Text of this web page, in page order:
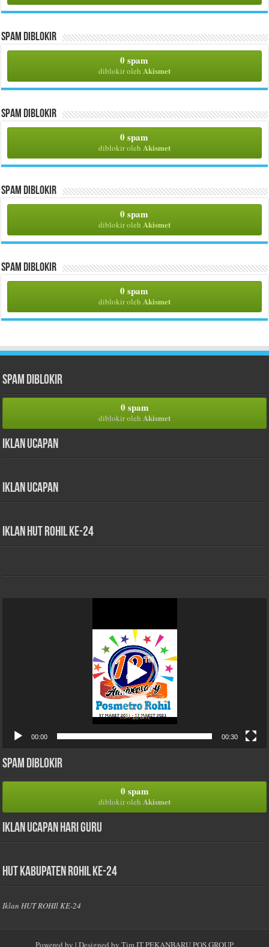
Spam Diblokir
0 spam
diblokir oleh Akismet
Spam Diblokir
0 spam
diblokir oleh Akismet
Spam Diblokir
0 spam
diblokir oleh Akismet
Spam Diblokir
0 spam
diblokir oleh Akismet
Spam Diblokir
0 spam
diblokir oleh Akismet
Iklan Ucapan
Iklan Ucapan
iklan HUT Rohil Ke-24
00:00 00:30
Spam Diblokir
0 spam
diblokir oleh Akismet
Iklan Ucapan Hari Guru
HUT Kabupaten Rohil Ke-24
Iklan HUT ROHIl KE-24
Powered by | Designed by Tim IT PEKANBARU POS GROUP